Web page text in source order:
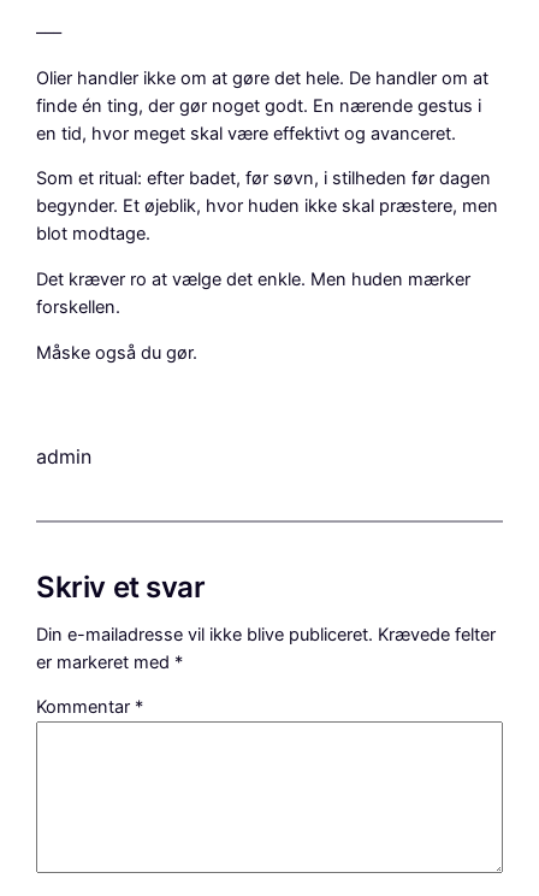
–––
Olier handler ikke om at gøre det hele. De handler om at
finde én ting, der gør noget godt. En nærende gestus i
en tid, hvor meget skal være effektivt og avanceret.
Som et ritual: efter badet, før søvn, i stilheden før dagen
begynder. Et øjeblik, hvor huden ikke skal præstere, men
blot modtage.
Det kræver ro at vælge det enkle. Men huden mærker
forskellen.
Måske også du gør.
admin
Skriv et svar
Din e-mailadresse vil ikke blive publiceret. Krævede felter
er markeret med *
Kommentar *